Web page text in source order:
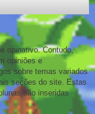
opinativo. Contudo,
opiniões e
sobre temas variados
seções do site. Estas
são inseridas